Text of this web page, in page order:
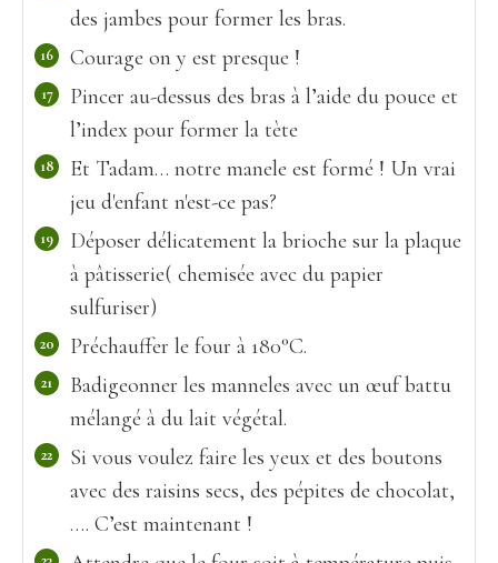
des jambes pour former les bras.
Courage on y est presque !
Pincer au-dessus des bras à l’aide du pouce et
l’index pour former la tète
Et Tadam… notre manele est formé ! Un vrai
jeu d'enfant n'est-ce pas?
Déposer délicatement la brioche sur la plaque
à pâtisserie( chemisée avec du papier
sulfuriser)
Préchauffer le four à 180°C.
Badigeonner les manneles avec un œuf battu
mélangé à du lait végétal.
Si vous voulez faire les yeux et des boutons
avec des raisins secs, des pépites de chocolat,
…. C’est maintenant !